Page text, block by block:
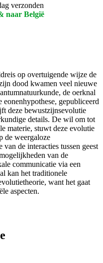
verzonden
naar België
op overtuigende wijze de
dood kwamen veel nieuwe
de oerknal
gepubliceerd
deze bewustzijnsevolutie
details. De wil om tot
materie, stuwt deze evolutie
de weergaloze
de interacties tussen geest
van de
communicatie via een
kan het traditionele
want het gaat
aspecten.